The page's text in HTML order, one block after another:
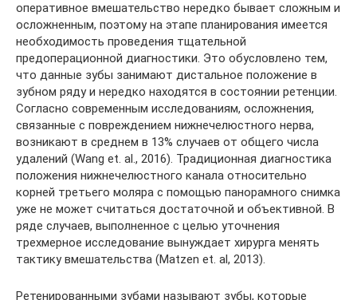
оперативное вмешательство нередко бывает сложным и
осложненным, поэтому на этапе планирования имеется
необходимость проведения тщательной
предоперационной диагностики. Это обусловлено тем,
что данные зубы занимают дистальное положение в
зубном ряду и нередко находятся в состоянии ретенции.
Согласно современным исследованиям, осложнения,
связанные с повреждением нижнечелюстного нерва,
возникают в среднем в 13% случаев от общего числа
удалений (Wang et. al., 2016). Традиционная диагностика
положения нижнечелюстного канала относительно
корней третьего моляра с помощью панорамного снимка
уже не может считаться достаточной и объективной. В
ряде случаев, выполненное с целью уточнения
трехмерное исследование вынуждает хирурга менять
тактику вмешательства (Matzen et. al, 2013).
Ретенированными зубами называют зубы, которые